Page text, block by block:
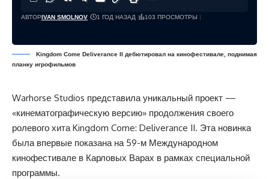
АВТОРIVAN SMOLNOV 1 ГОД НАЗАД 103 ПРОСМОТРЫ
Kingdom Come Deliverance II дебютировал на кинофестивале, поднимая
планку игрофильмов
Warhorse Studios представила уникальный проект —
«кинематографическую версию» продолжения своего
ролевого хита Kingdom Come: Deliverance II. Эта новинка
была впервые показана на 59-м Международном
кинофестивале в Карловых Варах в рамках специальной
программы.